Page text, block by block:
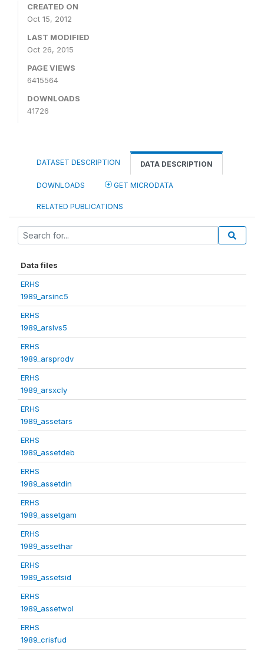
CREATED ON
Oct 15, 2012
LAST MODIFIED
Oct 26, 2015
PAGE VIEWS
6415564
DOWNLOADS
41726
DATASET DESCRIPTION DATA DESCRIPTION
DOWNLOADS GET MICRODATA
RELATED PUBLICATIONS
Data files
ERHS
1989_arsinc5
ERHS
1989_arslvs5
ERHS
1989_arsprodv
ERHS
1989_arsxcly
ERHS
1989_assetars
ERHS
1989_assetdeb
ERHS
1989_assetdin
ERHS
1989_assetgam
ERHS
1989_assethar
ERHS
1989_assetsid
ERHS
1989_assetwol
ERHS
1989_crisfud